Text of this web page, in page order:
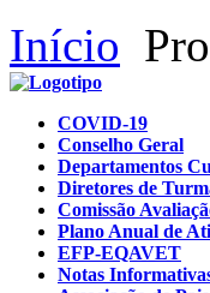
Início
COVID-19
Conselho Geral
Departamentos
Diretores de
Comissão
Plano Anual de
EFP-EQAVET
Notas